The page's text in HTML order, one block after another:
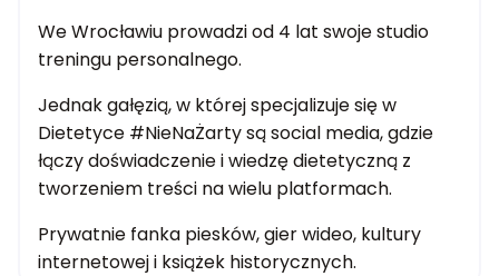
We Wrocławiu prowadzi od 4 lat swoje studio
treningu personalnego.
Jednak gałęzią, w której specjalizuje się w
Dietetyce #NieNaŻarty są social media, gdzie
łączy doświadczenie i wiedzę dietetyczną z
tworzeniem treści na wielu platformach.
Prywatnie fanka piesków, gier wideo, kultury
internetowej i książek historycznych.